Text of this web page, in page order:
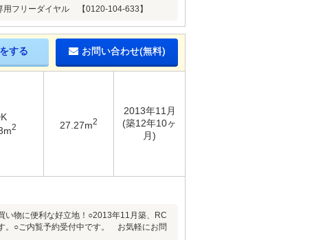
用フリーダイヤル 【0120-104-633】
する お問い合わせ(無料)
2 27.27m2
2013年11月
(築12年10ヶ
月)
物に便利な好立地！○2013年11月築、RC
。○ご内覧予約受付中です。 お気軽にお問